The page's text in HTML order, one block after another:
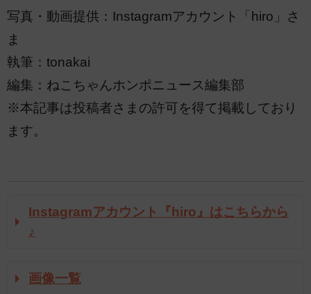
写真・動画提供：Instagramアカウント「hiro」さ
ま
執筆：tonakai
編集：ねこちゃんホンポニュース編集部
※本記事は投稿者さまの許可を得て掲載しており
ます。
Instagramアカウント『hiro』はこちらから
♪
画像一覧